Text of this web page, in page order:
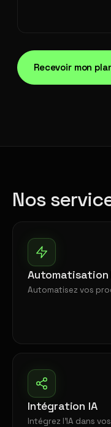
Recevoir mon
Nos
Automatisation
Automatisez vos
Intégration IA
Intégrez l'IA dans